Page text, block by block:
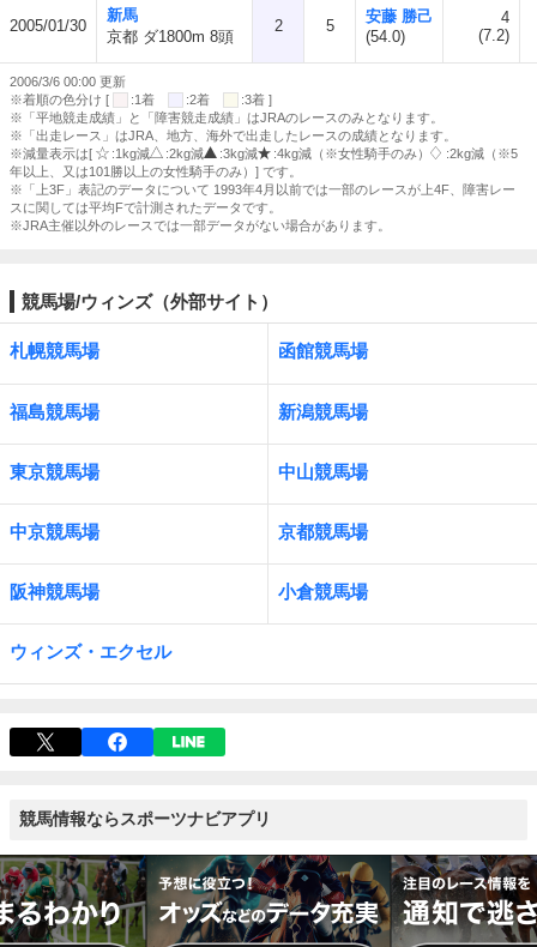
2005/01/30
新馬
京都 ダ1800m 8頭
2 5
安藤 勝己
(54.0)
4
(7.2)
2006/3/6 00:00 更新
※着順の色分け [
:1着 :2着
:3着 ]
※「平地競走成績」と「障害競走成績」はJRAのレースのみとなります。
※「出走レース」はJRA、地方、海外で出走したレースの成績となります。
※減量表示は[
:1kg減 :2kg減 :3kg減 :4kg減（※女性騎手のみ）
:2kg減（※5
年以上、又は101勝以上の女性騎手のみ）] です。
※「上3F」表記のデータについて 1993年4月以前では一部のレースが上4F、障害レー
スに関しては平均Fで計測されたデータです。
※JRA主催以外のレースでは一部データがない場合があります。
競馬場/ウィンズ（外部サイト）
札幌競馬場 函館競馬場
福島競馬場 新潟競馬場
東京競馬場 中山競馬場
中京競馬場 京都競馬場
阪神競馬場 小倉競馬場
ウィンズ・エクセル
競馬情報ならスポーツナビアプリ